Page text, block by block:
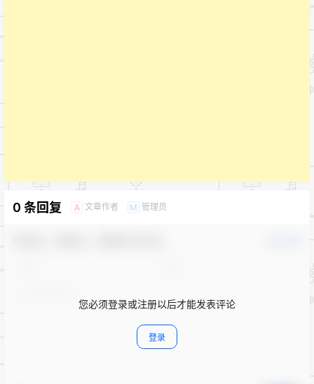
0 条回复 A 文章作者 M 管理员
您必须登录或注册以后才能发表评论
登录